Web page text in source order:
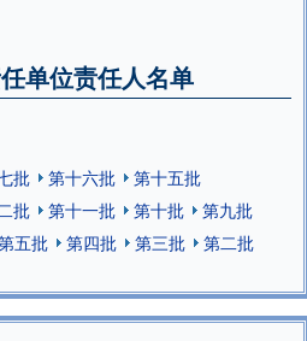
单位责任人名单
批 第十六批
第十五批
批 第十一批 第十批
第九批
五批 第四批 第三批
第二批